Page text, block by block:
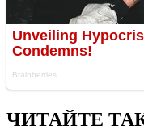
ЧИТАЙТЕ